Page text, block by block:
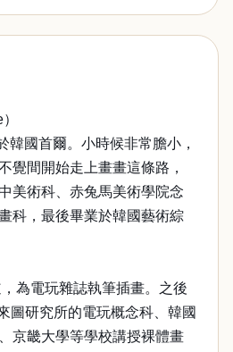
國首爾。小時候非常膽小，
覺間開始走上畫畫這條路，
美術科、赤兔馬美術學院念
科，最後畢業於韓國藝術綜
電玩雜誌執筆插畫。之後
圖研究所的電玩概念科、韓國
京畿大學等學校講授裸體畫